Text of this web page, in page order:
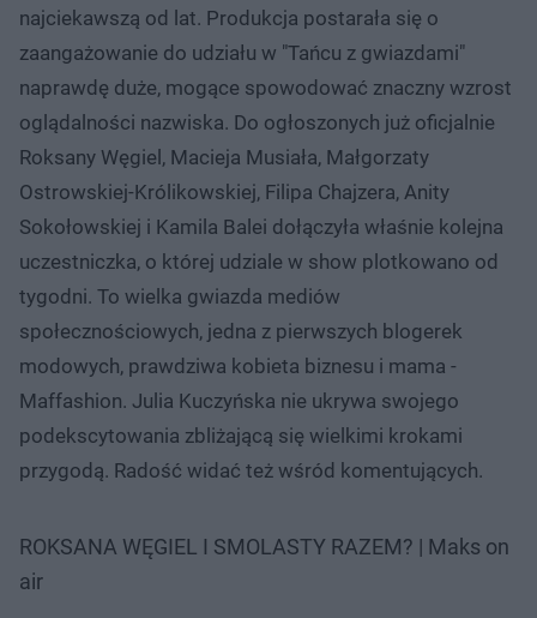
najciekawszą od lat. Produkcja postarała się o
zaangażowanie do udziału w "Tańcu z gwiazdami"
naprawdę duże, mogące spowodować znaczny wzrost
oglądalności nazwiska. Do ogłoszonych już oficjalnie
Roksany Węgiel, Macieja Musiała, Małgorzaty
Ostrowskiej-Królikowskiej, Filipa Chajzera, Anity
Sokołowskiej i Kamila Balei dołączyła właśnie kolejna
uczestniczka, o której udziale w show plotkowano od
tygodni. To wielka gwiazda mediów
społecznościowych, jedna z pierwszych blogerek
modowych, prawdziwa kobieta biznesu i mama -
Maffashion. Julia Kuczyńska nie ukrywa swojego
podekscytowania zbliżającą się wielkimi krokami
przygodą. Radość widać też wśród komentujących.
ROKSANA WĘGIEL I SMOLASTY RAZEM? | Maks on
air